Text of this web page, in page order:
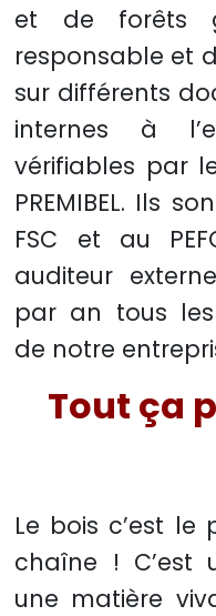
et de forêts
responsable et
sur différents
internes à
vérifiables par
PREMIBEL. Ils
FSC et au
auditeur
par an tous les
de notre
Tout ça
Le bois c’est
chaîne ! C’est
une matière